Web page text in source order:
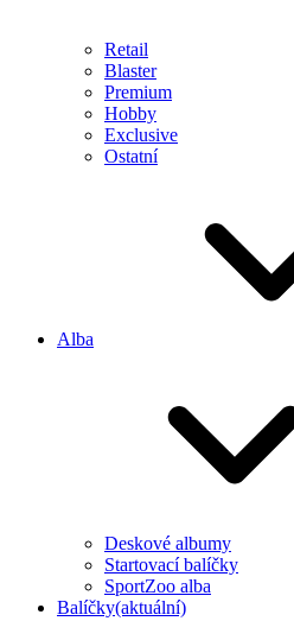
Retail
Blaster
Premium
Hobby
Exclusive
Ostatní
Alba
Deskové albumy
Startovací balíčky
SportZoo alba
Balíčky(aktuální)